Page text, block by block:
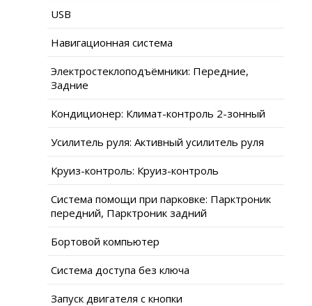
USB
Навигационная система
Электростеклоподъёмники: Передние,
Задние
Кондиционер: Климат-контроль 2-зонный
Усилитель руля: Активный усилитель руля
Круиз-контроль: Круиз-контроль
Система помощи при парковке: Парктроник
передний, Парктроник задний
Бортовой компьютер
Система доступа без ключа
Запуск двигателя с кнопки